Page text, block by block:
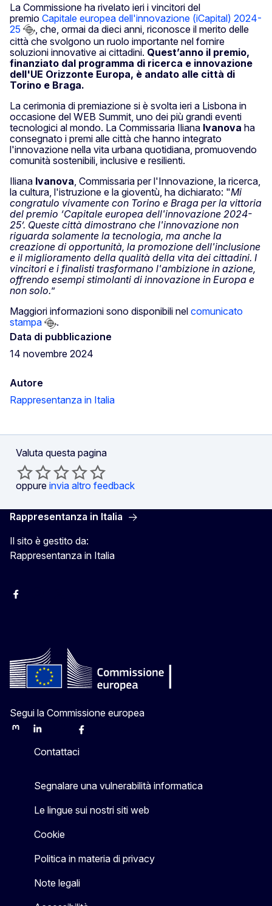
La Commissione ha rivelato ieri i vincitori del
premio Capitale europea dell'innovazione (iCapital) 2024-
25
, che, ormai da dieci anni, riconosce il merito delle
città che svolgono un ruolo importante nel fornire
soluzioni innovative ai cittadini. Quest’anno il premio,
finanziato dal programma di ricerca e innovazione
dell'UE Orizzonte Europa, è andato alle città di
Torino e Braga.
La cerimonia di premiazione si è svolta ieri a Lisbona in
occasione del WEB Summit, uno dei più grandi eventi
tecnologici al mondo. La Commissaria Iliana Ivanova ha
consegnato i premi alle città che hanno integrato
l'innovazione nella vita urbana quotidiana, promuovendo
comunità sostenibili, inclusive e resilienti.
Iliana Ivanova, Commissaria per l'Innovazione, la ricerca,
la cultura, l'istruzione e la gioventù, ha dichiarato: "Mi
congratulo vivamente con Torino e Braga per la vittoria
del premio ‘Capitale europea dell'innovazione 2024-
25’. Queste città dimostrano che l'innovazione non
riguarda solamente la tecnologia, ma anche la
creazione di opportunità, la promozione dell'inclusione
e il miglioramento della qualità della vita dei cittadini. I
vincitori e i finalisti trasformano l'ambizione in azione,
offrendo esempi stimolanti di innovazione in Europa e
non solo.”
Maggiori informazioni sono disponibili nel comunicato
stampa
.
Data di pubblicazione
14 novembre 2024
Autore
Rappresentanza in Italia
Valuta questa pagina
oppure invia altro feedback
Rappresentanza in Italia
Il sito è gestito da:
Rappresentanza in Italia
Facebook Europa in Italia
Segui la Commissione europea
MastodonLinkedInBlueskyFacebook
Contattaci
Segnalare una vulnerabilità informatica
Le lingue sui nostri siti web
Cookie
Politica in materia di privacy
Note legali